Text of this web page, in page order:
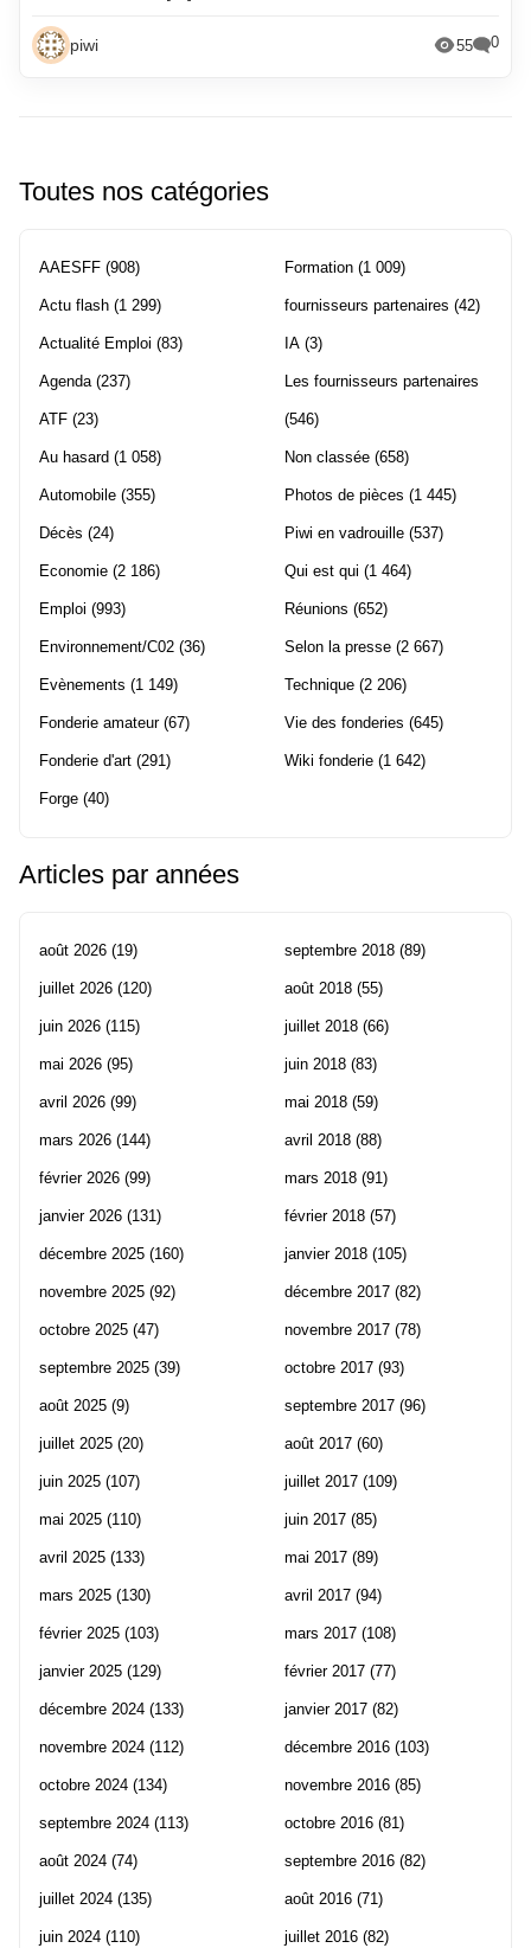
piwi 55 0
Toutes nos catégories
AAESFF (908)
Actu flash (1 299)
Actualité Emploi (83)
Agenda(237)
ATF (23)
Au hasard (1 058)
Automobile (355)
Décès (24)
Economie (2 186)
Emploi (993)
Environnement/C02 (36)
Evènements (1 149)
Fonderie amateur(67)
Fonderie d'art (291)
Forge (40)
Formation (1 009)
fournisseurs partenaires (42)
IA (3)
Les fournisseurs partenaires
(546)
Non classée (658)
Photos de pièces (1 445)
Piwi en vadrouille (537)
Qui est qui (1 464)
Réunions (652)
Selon la presse (2 667)
Technique (2 206)
Vie des fonderies (645)
Wiki fonderie (1 642)
Articles par années
août 2026 (19)
juillet 2026 (120)
juin 2026 (115)
mai 2026 (95)
avril 2026 (99)
mars 2026 (144)
février 2026 (99)
janvier 2026 (131)
décembre 2025 (160)
novembre 2025 (92)
octobre 2025 (47)
septembre 2025 (39)
août 2025 (9)
juillet 2025 (20)
juin 2025 (107)
mai 2025 (110)
avril 2025 (133)
mars 2025 (130)
février 2025 (103)
janvier 2025 (129)
décembre 2024 (133)
novembre 2024 (112)
octobre 2024 (134)
septembre 2024 (113)
août 2024 (74)
juillet 2024 (135)
juin 2024 (110)
septembre 2018 (89)
août 2018 (55)
juillet 2018 (66)
juin 2018 (83)
mai 2018 (59)
avril 2018 (88)
mars 2018 (91)
février 2018 (57)
janvier 2018 (105)
décembre 2017 (82)
novembre 2017 (78)
octobre 2017 (93)
septembre 2017 (96)
août 2017 (60)
juillet 2017 (109)
juin 2017 (85)
mai 2017 (89)
avril 2017 (94)
mars 2017 (108)
février 2017 (77)
janvier 2017 (82)
décembre 2016 (103)
novembre 2016 (85)
octobre 2016 (81)
septembre 2016 (82)
août 2016 (71)
juillet 2016 (82)